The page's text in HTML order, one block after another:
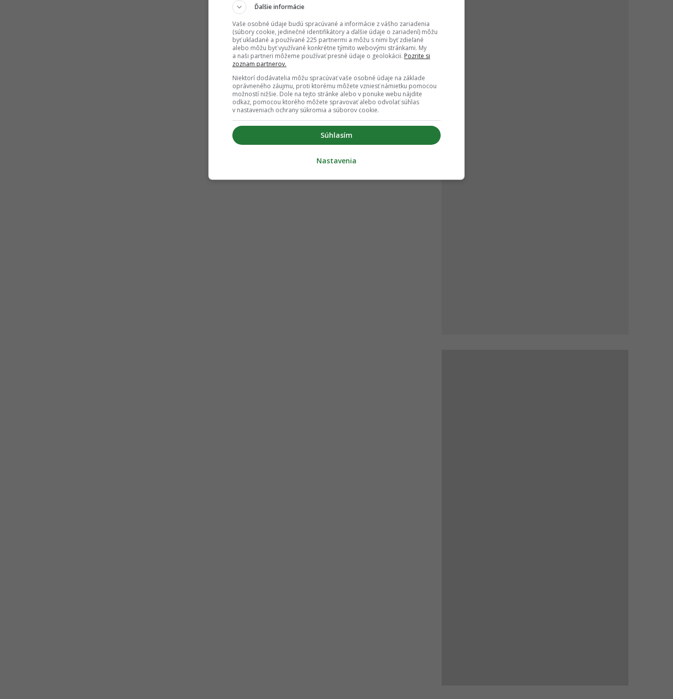
Ďalšie informácie
Vaše osobné údaje budú spracúvané a informácie z vášho zariadenia
(súbory cookie, jedinečné identifikátory a ďalšie údaje o zariadení) môžu
byť ukladané a používané 225 partnermi a môžu s nimi byť zdieľané
alebo môžu byť využívané konkrétne týmito webovými stránkami. My
a naši partneri môžeme používať presné údaje o geolokácii. Pozrite si
zoznam partnerov.
Niektorí dodávatelia môžu spracúvať vaše osobné údaje na základe
oprávneného záujmu, proti ktorému môžete vzniesť námietku pomocou
možností nižšie. Dole na tejto stránke alebo v ponuke webu nájdite
odkaz, pomocou ktorého môžete spravovať alebo odvolať súhlas
v nastaveniach ochrany súkromia a súborov cookie.
Súhlasím
Nastavenia